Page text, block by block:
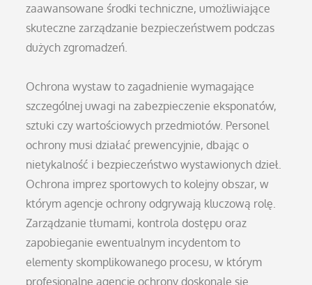
zaawansowane środki techniczne, umożliwiające
skuteczne zarządzanie bezpieczeństwem podczas
dużych zgromadzeń.
Ochrona wystaw to zagadnienie wymagające
szczególnej uwagi na zabezpieczenie eksponatów,
sztuki czy wartościowych przedmiotów. Personel
ochrony musi działać prewencyjnie, dbając o
nietykalność i bezpieczeństwo wystawionych dzieł.
Ochrona imprez sportowych to kolejny obszar, w
którym agencje ochrony odgrywają kluczową rolę.
Zarządzanie tłumami, kontrola dostępu oraz
zapobieganie ewentualnym incydentom to
elementy skomplikowanego procesu, w którym
profesjonalne agencje ochrony doskonale się